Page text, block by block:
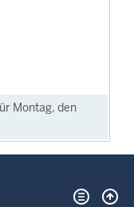
Montag, den